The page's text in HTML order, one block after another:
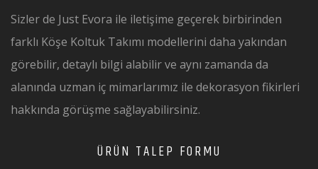
Sizler de Just Evora ile iletişime geçerek birbirinden
farklı Köşe Koltuk Takımı modellerini daha yakından
görebilir, detaylı bilgi alabilir ve aynı zamanda da
alanında uzman iç mimarlarımız ile dekorasyon fikirleri
hakkında görüşme sağlayabilirsiniz.
ÜRÜN TALEP FORMU